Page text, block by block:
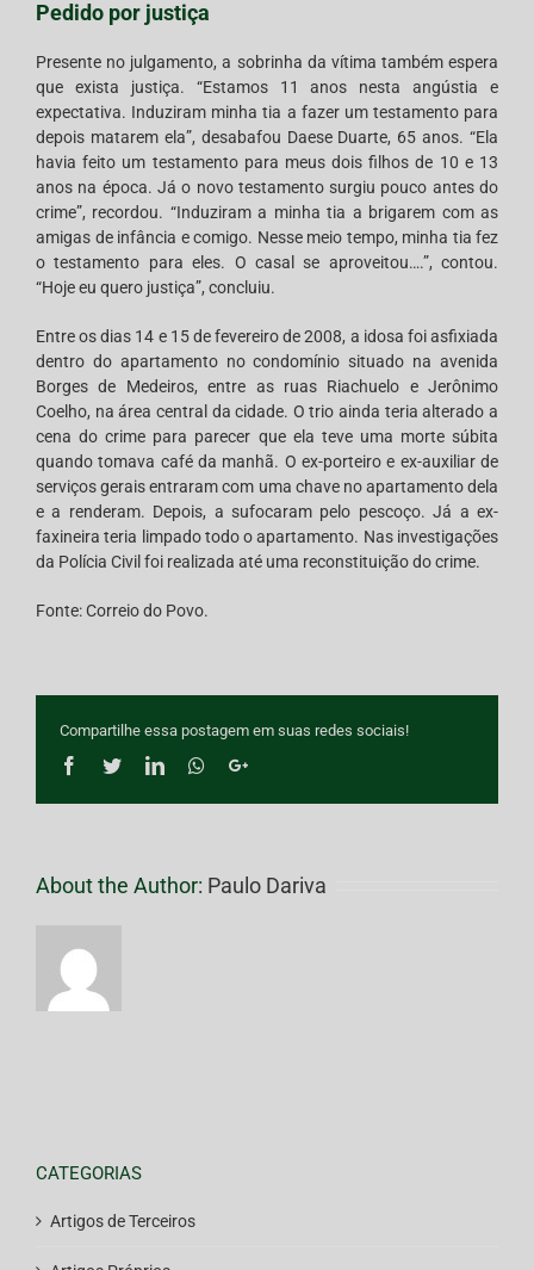
Pedido por justiça
Presente no julgamento, a sobrinha da vítima também espera
que exista justiça. “Estamos 11 anos nesta angústia e
expectativa. Induziram minha tia a fazer um testamento para
depois matarem ela”, desabafou Daese Duarte, 65 anos. “Ela
havia feito um testamento para meus dois filhos de 10 e 13
anos na época. Já o novo testamento surgiu pouco antes do
crime”, recordou. “Induziram a minha tia a brigarem com as
amigas de infância e comigo. Nesse meio tempo, minha tia fez
o testamento para eles. O casal se aproveitou….”, contou.
“Hoje eu quero justiça”, concluiu.
Entre os dias 14 e 15 de fevereiro de 2008, a idosa foi asfixiada
dentro do apartamento no condomínio situado na avenida
Borges de Medeiros, entre as ruas Riachuelo e Jerônimo
Coelho, na área central da cidade. O trio ainda teria alterado a
cena do crime para parecer que ela teve uma morte súbita
quando tomava café da manhã. O ex-porteiro e ex-auxiliar de
serviços gerais entraram com uma chave no apartamento dela
e a renderam. Depois, a sufocaram pelo pescoço. Já a ex-
faxineira teria limpado todo o apartamento. Nas investigações
da Polícia Civil foi realizada até uma reconstituição do crime.
Fonte: Correio do Povo.
Compartilhe essa postagem em suas redes sociais!
Facebook
TwitterLinkedInWhatsappGoogle+
About the Author: Paulo Dariva
CATEGORIAS
Artigos de Terceiros